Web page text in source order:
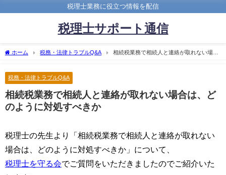
税理士業務に役立つ情報を配信
税理士サポート通信
ホーム 税務・法律トラブルQ&A
相続税業務で相続人と連絡が取れない場合
税務・法律トラブルQ&A
相続税業務で相続人と連絡が取れない場合は、ど
のように対処すべきか
税理士の先生より「相続税業務で相続人と連絡が取れない
場合は、どのように対処すべきか」について、
税理士を守る会でご質問をいただきましたのでご紹介いた